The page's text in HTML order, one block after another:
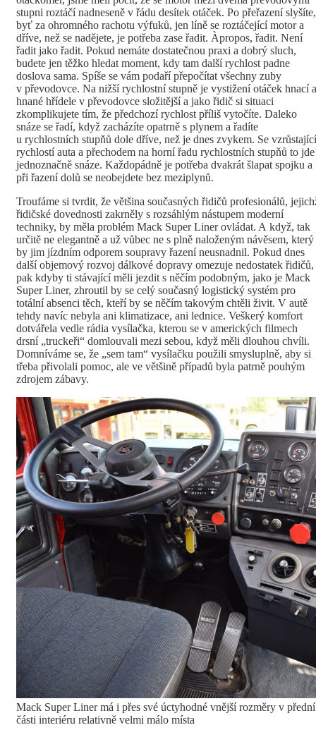
stupni roztáčí nadneseně v řádu desítek otáček. Po přeřazení slyšíte,
byť za ohromného rachotu výfuků, jen líně se roztáčející motor a
dříve, než se nadějete, je potřeba zase řadit. Àpropos, řadit. Není
řadit jako řadit. Pokud nemáte dostatečnou praxi a dobrý sluch,
budete jen těžko hledat moment, kdy tam další rychlost padne
doslova sama. Spíše se vám podaří přepočítat všechny zuby
v převodovce. Na nižší rychlostní stupně je vystižení otáček hnací a
hnané hřídele v převodovce složitější a jako řidič si situaci
zkomplikujete tím, že předchozí rychlost příliš vytočíte. Daleko
snáze se řadí, když zacházíte opatrně s plynem a řadíte
u rychlostních stupňů dole dříve, než je dnes zvykem. Se vzrůstající
rychlostí auta a přechodem na horní řadu rychlostních stupňů to jde
jednoznačně snáze. Každopádně je potřeba dvakrát šlapat spojku a
při řazení dolů se neobejdete bez meziplynů.
Troufáme si tvrdit, že většina současných řidičů profesionálů,
řidičské dovednosti zakrněly s rozsáhlým nástupem moderní
techniky, by měla problém Mack Super Liner ovládat. A když, tak
určitě ne elegantně a už vůbec ne s plně naloženým návěsem, který
by jim jízdním odporem soupravy řazení neusnadnil. Pokud dnes
další objemový rozvoj dálkové dopravy omezuje nedostatek řidičů,
pak kdyby ti stávající měli jezdit s něčím podobným, jako je Mack
Super Liner, zhroutil by se celý současný logistický systém pro
totální absenci těch, kteří by se něčím takovým chtěli živit. V autě
tehdy navíc nebyla ani klimatizace, ani lednice. Veškerý komfort
dotvářela vedle rádia vysílačka, kterou se v amerických filmech
drsní „truckeři“ domlouvali mezi sebou, když měli dlouhou chvíli.
Domníváme se, že „sem tam“ vysílačku použili smysluplně, aby si
třeba přivolali pomoc, ale ve většině případů byla patrně pouhým
zdrojem zábavy.
Mack Super Liner má i přes své úctyhodné vnější rozměry v přední
části interiéru relativně velmi málo místa